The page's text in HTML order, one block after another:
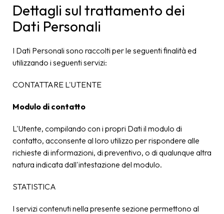
Dettagli sul trattamento dei
Dati Personali
I Dati Personali sono raccolti per le seguenti finalità ed
utilizzando i seguenti servizi:
CONTATTARE L'UTENTE
Modulo di contatto
L'Utente, compilando con i propri Dati il modulo di
contatto, acconsente al loro utilizzo per rispondere alle
richieste di informazioni, di preventivo, o di qualunque altra
natura indicata dall'intestazione del modulo.
STATISTICA
I servizi contenuti nella presente sezione permettono al